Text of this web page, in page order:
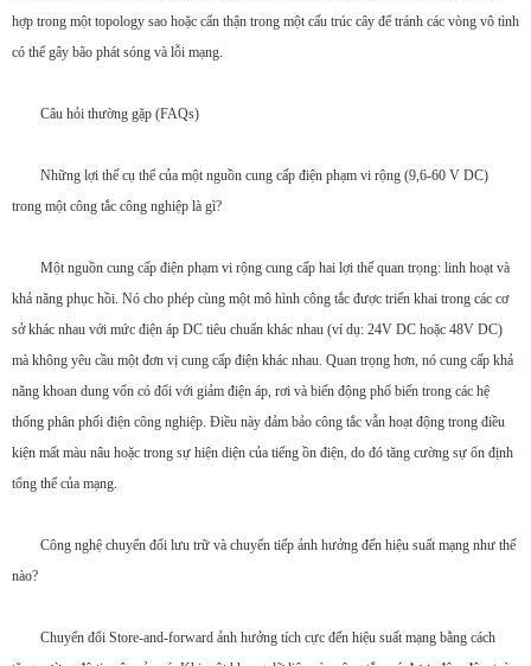
hợp trong một topology sao hoặc cẩn thận trong một cấu trúc cây để tránh các vòng vô tình
có thể gây bão phát sóng và lỗi mạng.
Câu hỏi thường gặp (FAQs)
Những lợi thế cụ thể của một nguồn cung cấp điện phạm vi rộng (9,6-60 V DC)
trong một công tắc công nghiệp là gì?
Một nguồn cung cấp điện phạm vi rộng cung cấp hai lợi thế quan trọng: linh hoạt và
khả năng phục hồi. Nó cho phép cùng một mô hình công tắc được triển khai trong các cơ
sở khác nhau với mức điện áp DC tiêu chuẩn khác nhau (ví dụ: 24V DC hoặc 48V DC)
mà không yêu cầu một đơn vị cung cấp điện khác nhau. Quan trọng hơn, nó cung cấp khả
năng khoan dung vốn có đối với giảm điện áp, rơi và biến động phổ biến trong các hệ
thống phân phối điện công nghiệp. Điều này đảm bảo công tắc vẫn hoạt động trong điều
kiện mất màu nâu hoặc trong sự hiện diện của tiếng ồn điện, do đó tăng cường sự ổn định
tổng thể của mạng.
Công nghệ chuyển đổi lưu trữ và chuyển tiếp ảnh hưởng đến hiệu suất mạng như thế
nào?
Chuyển đổi Store-and-forward ảnh hưởng tích cực đến hiệu suất mạng bằng cách